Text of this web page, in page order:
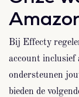
Bij Effecty
account inclusief
ondersteunen
bieden de